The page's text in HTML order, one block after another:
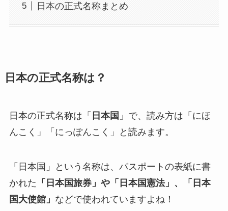
日本の正式名称まとめ
日本の正式名称は？
日本の正式名称は「 日本国 」で、読み方は「にほ
んこく」「にっぽんこく」と読みます。
「日本国」という名称は、パスポートの表紙に書
かれた 「日本国旅券」や「日本国憲法」、「日本
国大使館」 などで使われていますよね！